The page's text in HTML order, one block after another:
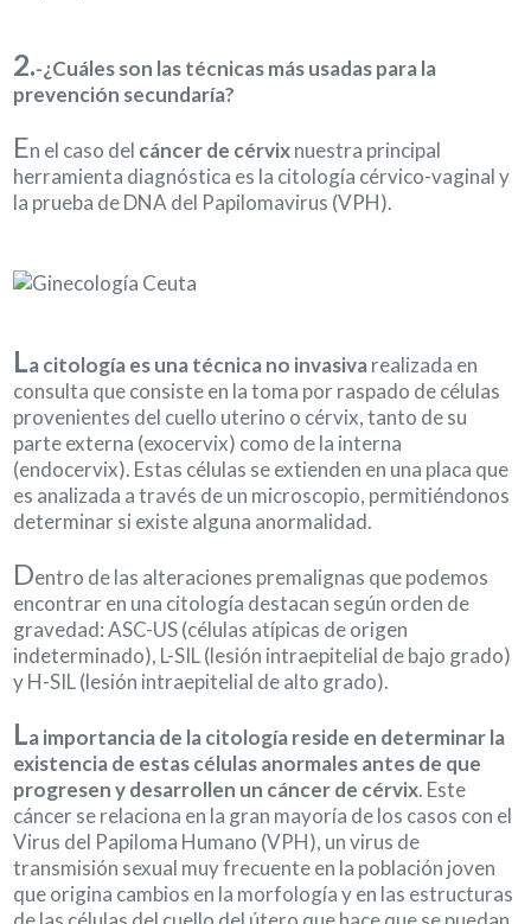
2.-¿Cuáles son las técnicas más usadas para la
prevención secundaría?
En el caso del cáncer de cérvixnuestra principal
herramienta diagnóstica es la citología cérvico-vaginal y
la prueba de DNA del Papilomavirus (VPH).
La citología es una técnica no invasivarealizada en
consulta que consiste en la toma por raspado de células
provenientes del cuello uterino o cérvix, tanto de su
parte externa (exocervix) como de la interna
(endocervix). Estas células se extienden en una placa que
es analizada a través de un microscopio, permitiéndonos
determinar si existe alguna anormalidad.
Dentro de las alteraciones premalignas que podemos
encontrar en una citología destacan según orden de
gravedad: ASC-US (células atípicas de origen
indeterminado), L-SIL (lesión intraepitelial de bajo grado)
y H-SIL (lesión intraepitelial de alto grado).
La importancia de la citología reside en determinar la
existencia de estas células anormales antes de que
progresen y desarrollen un cáncer de cérvix. Este
cáncer se relaciona en la gran mayoría de los casos con el
Virus del Papiloma Humano (VPH), un virus de
transmisión sexual muy frecuente en la población joven
que origina cambios en la morfología y en las estructuras